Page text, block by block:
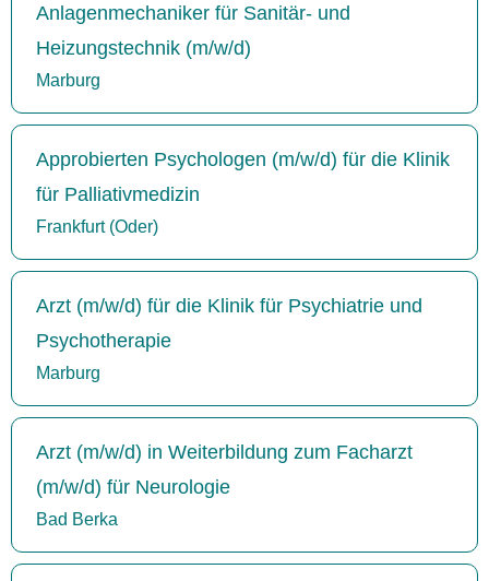
Anlagenmechaniker für Sanitär- und
Heizungstechnik (m/w/d)
Marburg
Approbierten Psychologen (m/w/d) für die Klinik
für Palliativmedizin
Frankfurt (Oder)
Arzt (m/w/d) für die Klinik für Psychiatrie und
Psychotherapie
Marburg
Arzt (m/w/d) in Weiterbildung zum Facharzt
(m/w/d) für Neurologie
Bad Berka